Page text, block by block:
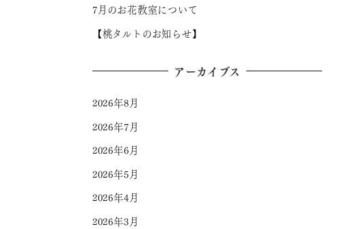
7月のお花教室について
【桃タルトのお知らせ】
アーカイブス
2026年8月
2026年7月
2026年6月
2026年5月
2026年4月
2026年3月